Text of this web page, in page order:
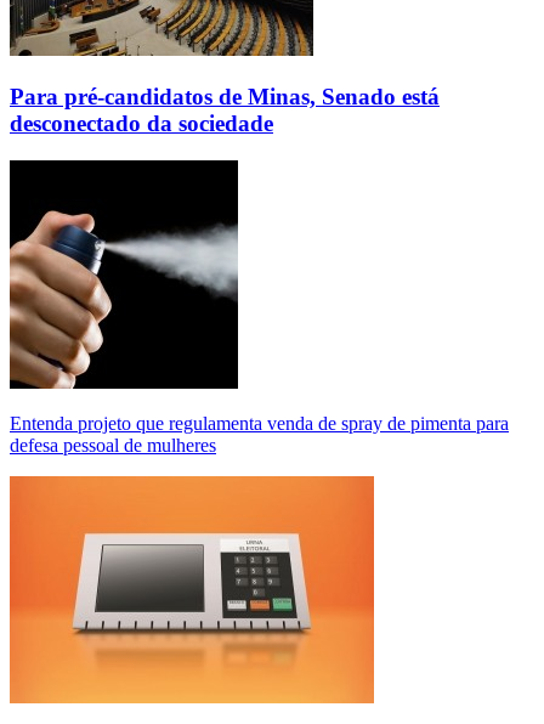
Para pré-candidatos de Minas, Senado está
desconectado da sociedade
Entenda projeto que regulamenta venda de spray de pimenta para
defesa pessoal de mulheres